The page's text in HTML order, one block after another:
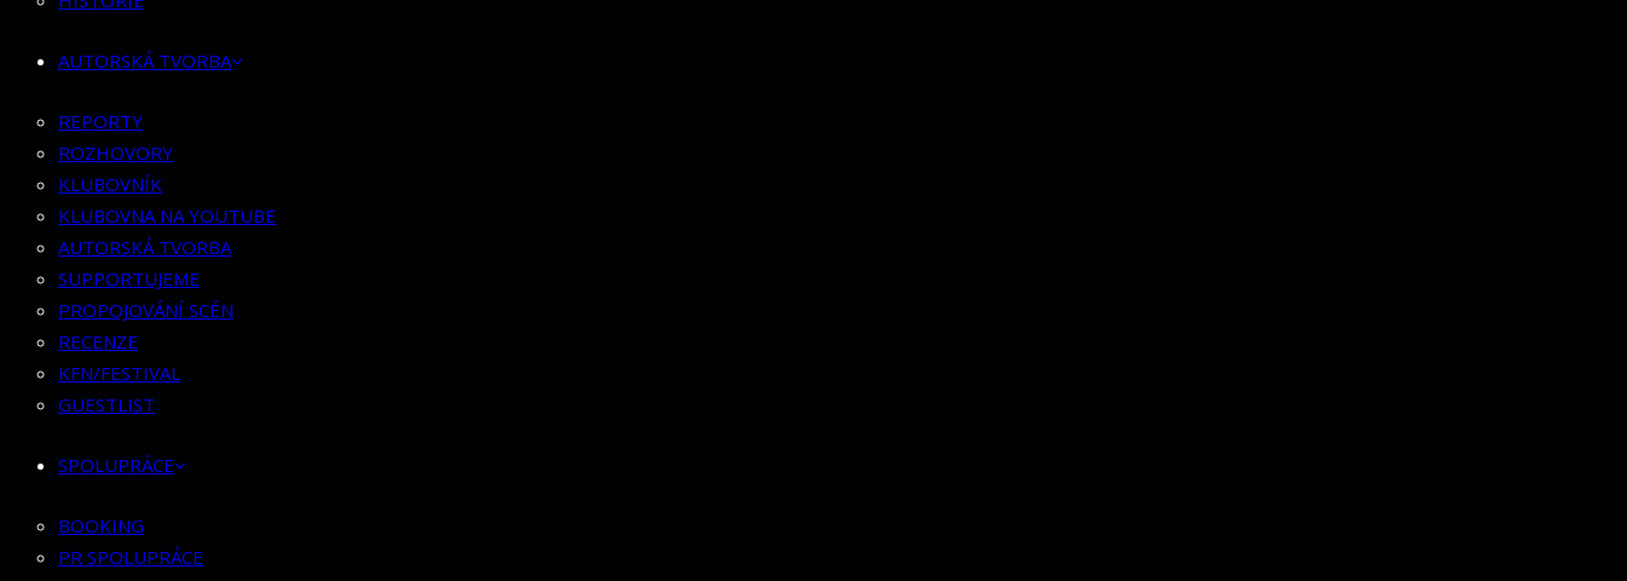
KLUBOVNA NA YOUTUBE
SUPPORTUJEME
PROPOJOVÁNÍ SCÉN
RECENZE
KFN/FESTIVAL
GUESTLIST
SPOLUPRÁCE
BOOKING
PR SPOLUPRÁCE
MERCH
AUTORSKÁ TVORBA
REPORTY
ROZHOVORY
KLUBOVNÍK
KLUBOVNA NA YOUTUBE
AUTORSKÁ TVORBA
SUPPORTUJEME
PROPOJOVÁNÍ SCÉN
RECENZE
KFN/FESTIVAL
GUESTLIST
SPOLUPRÁCE
BOOKING
PR SPOLUPRÁCE